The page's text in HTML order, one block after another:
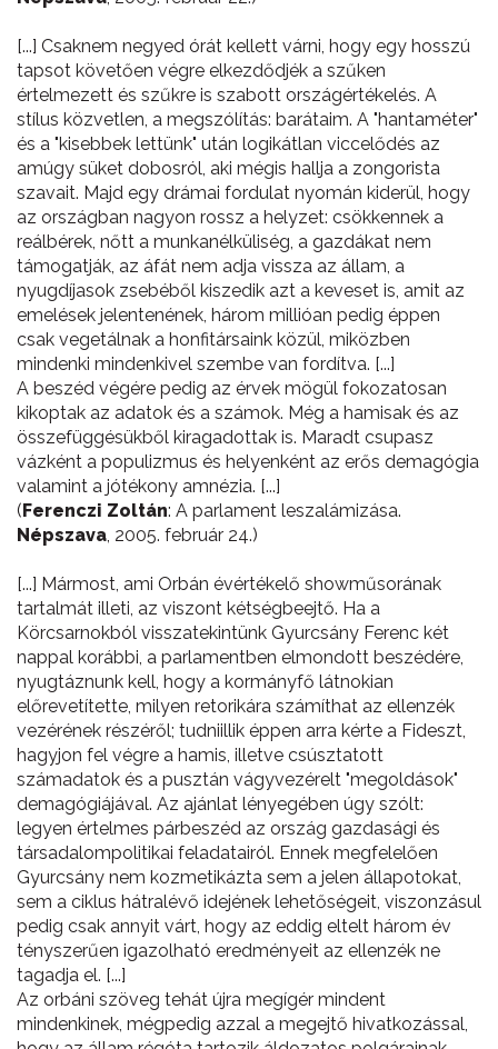
[...] Csaknem negyed órát kellett várni, hogy egy hosszú
tapsot követően végre elkezdődjék a szűken
értelmezett és szűkre is szabott országértékelés. A
stílus közvetlen, a megszólítás: barátaim. A "hantaméter"
és a "kisebbek lettünk" után logikátlan viccelődés az
amúgy süket dobosról, aki mégis hallja a zongorista
szavait. Majd egy drámai fordulat nyomán kiderül, hogy
az országban nagyon rossz a helyzet: csökkennek a
reálbérek, nőtt a munkanélküliség, a gazdákat nem
támogatják, az áfát nem adja vissza az állam, a
nyugdíjasok zsebéből kiszedik azt a keveset is, amit az
emelések jelentenének, három millióan pedig éppen
csak vegetálnak a honfitársaink közül, miközben
mindenki mindenkivel szembe van fordítva. [...]
A beszéd végére pedig az érvek mögül fokozatosan
kikoptak az adatok és a számok. Még a hamisak és az
összefüggésükből kiragadottak is. Maradt csupasz
vázként a populizmus és helyenként az erős demagógia
valamint a jótékony amnézia. [...]
(Ferenczi Zoltán: A parlament leszalámizása.
Népszava, 2005. február 24.)
[...] Mármost, ami Orbán évértékelő showműsorának
tartalmát illeti, az viszont kétségbeejtő. Ha a
Körcsarnokból visszatekintünk Gyurcsány Ferenc két
nappal korábbi, a parlamentben elmondott beszédére,
nyugtáznunk kell, hogy a kormányfő látnokian
előrevetítette, milyen retorikára számíthat az ellenzék
vezérének részéről; tudniillik éppen arra kérte a Fideszt,
hagyjon fel végre a hamis, illetve csúsztatott
számadatok és a pusztán vágyvezérelt "megoldások"
demagógiájával. Az ajánlat lényegében úgy szólt:
legyen értelmes párbeszéd az ország gazdasági és
társadalompolitikai feladatairól. Ennek megfelelően
Gyurcsány nem kozmetikázta sem a jelen állapotokat,
sem a ciklus hátralévő idejének lehetőségeit, viszonzásul
pedig csak annyit várt, hogy az eddig eltelt három év
tényszerűen igazolható eredményeit az ellenzék ne
tagadja el. [...]
Az orbáni szöveg tehát újra megígér mindent
mindenkinek, mégpedig azzal a megejtő hivatkozással,